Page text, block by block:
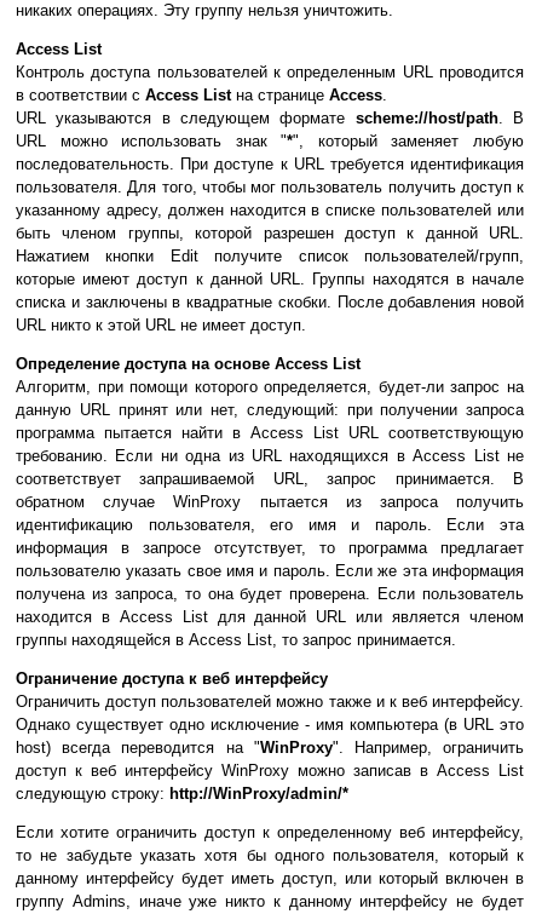
никаких операциях. Эту группу нельзя уничтожить.
Access List
Контроль доступа пользователей к определенным URL проводится
в соответствии с Access Listна странице Access.
URL указываются в следующем формате scheme://host/path. В
URL можно использовать знак "*", который заменяет любую
последовательность. При доступе к URL требуется идентификация
пользователя. Для того, чтобы мог пользователь получить доступ к
указанному адресу, должен находится в списке пользователей или
быть членом группы, которой разрешен доступ к данной URL.
Нажатием кнопки Edit получите список пользователей/групп,
которые имеют доступ к данной URL. Группы находятся в начале
списка и заключены в квадратные скобки. После добавления новой
URL никто к этой URL не имеет доступ.
Определение доступа на основе Access List
Алгоритм, при помощи которого определяется, будет-ли запрос на
данную URL принят или нет, следующий: при получении запроса
программа пытается найти в Access List URL соответствующую
требованию. Если ни одна из URL находящихся в Access List не
соответствует запрашиваемой URL, запрос принимается. В
обратном случае WinProxy пытается из запроса получить
идентификацию пользователя, его имя и пароль. Если эта
информация в запросе отсутствует, то программа предлагает
пользователю указать свое имя и пароль. Если же эта информация
получена из запроса, то она будет проверена. Если пользователь
находится в Access List для данной URL или является членом
группы находящейся в Access List, то запрос принимается.
Ограничение доступа к веб интерфейсу
Ограничить доступ пользователей можно также и к веб интерфейсу.
Однако существует одно исключение - имя компьютера (в URL это
host) всегда переводится на "WinProxy". Например, ограничить
доступ к веб интерфейсу WinProxy можно записав в Access List
следующую строку: http://WinProxy/admin/*
Если хотите ограничить доступ к определенному веб интерфейсу,
то не забудьте указать хотя бы одного пользователя, который к
данному интерфейсу будет иметь доступ, или который включен в
группу Admins, иначе уже никто к данному интерфейсу не будет